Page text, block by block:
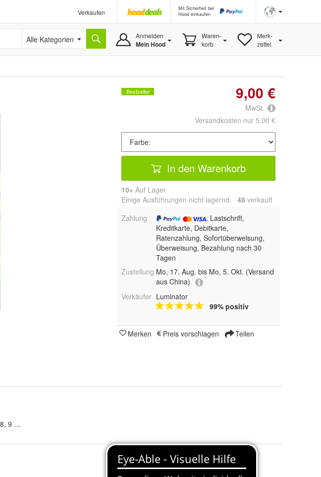
Verkaufen
Mit Sicherheit bei
Hood einkaufen
Alle Kategorien Anmelden
Mein Hood
Waren-
korb
Merk-
zettel
Bestseller 9,00 €
MwSt.
Versandkosten nur 5,00 €
In den Warenkorb
10+ Auf Lager
Einige Ausführungen nicht lagernd. 48 verkauft
Zahlung
, Lastschrift,
Kreditkarte, Debitkarte,
Ratenzahlung, Sofortüberweisung,
Überweisung, Bezahlung nach 30
Tagen
Zustellung Mo, 17. Aug. bis Mo, 5. Okt. (Versand
aus China)
Verkäufer Luminator
99% positiv
Merken Preis vorschlagen Teilen